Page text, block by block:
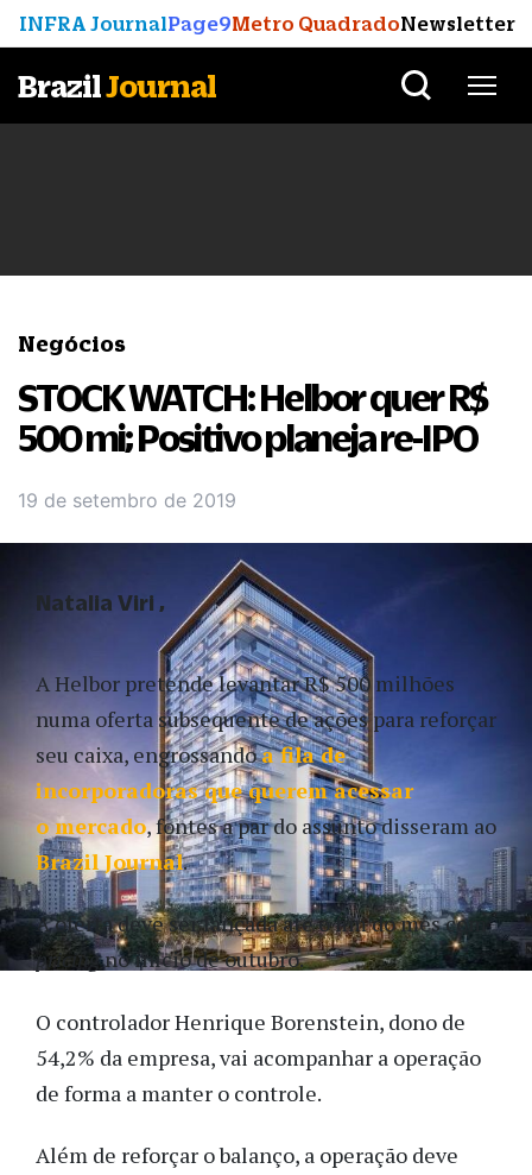
INFRA JournalPage9Metro QuadradoNewsletter
BrazilJournal
Negócios
STOCK WATCH: Helbor quer R$
500 mi; Positivo planeja re-IPO
19 de setembro de 2019
A Helbor pretende levantar R$ 500 milhões
numa oferta subsequente de ações para reforçar
seu caixa, engrossandoa fila de
incorporadoras que querem acessar
o mercado, fontes a par do assunto disseram ao
Brazil Journal.
A oferta deve ser lançada até o fim do mês com
pricingno início de outubro.
O controlador Henrique Borenstein, dono de
54,2% da empresa, vai acompanhar a operação
de forma a manter o controle.
Além de reforçar o balanço, a operação deve
Natalia Viri